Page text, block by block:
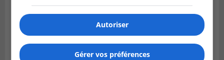
Autoriser
Gérer vos préférences